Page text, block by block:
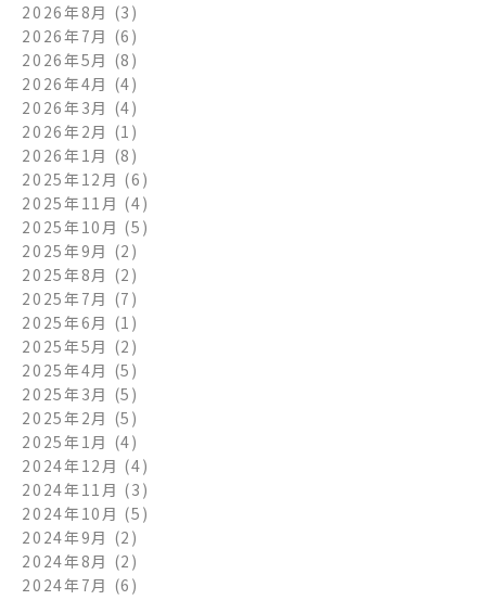
2026年8月 (3)
2026年7月 (6)
2026年5月 (8)
2026年4月 (4)
2026年3月 (4)
2026年2月 (1)
2026年1月 (8)
2025年12月 (6)
2025年11月 (4)
2025年10月 (5)
2025年9月 (2)
2025年8月 (2)
2025年7月 (7)
2025年6月 (1)
2025年5月 (2)
2025年4月 (5)
2025年3月 (5)
2025年2月 (5)
2025年1月 (4)
2024年12月 (4)
2024年11月 (3)
2024年10月 (5)
2024年9月 (2)
2024年8月 (2)
2024年7月 (6)